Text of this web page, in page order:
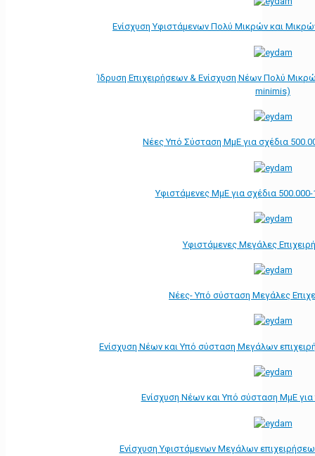
Ενίσχυση Υφιστάμενων Πολύ Μικρών και
Ίδρυση Επιχειρήσεων & Ενίσχυση Νέων Πολύ
minimis)
Νέες Υπό Σύσταση ΜμΕ για σχέδια
Υφιστάμενες ΜμΕ για σχέδια
Υφιστάμενες Μεγάλες
Νέες- Υπό σύσταση Μεγάλες
Ενίσχυση Νέων και Υπό σύσταση Μεγάλων
Ενίσχυση Νέων και Υπό σύσταση ΜμΕ
Ενίσχυση Υφιστάμενων Μεγάλων